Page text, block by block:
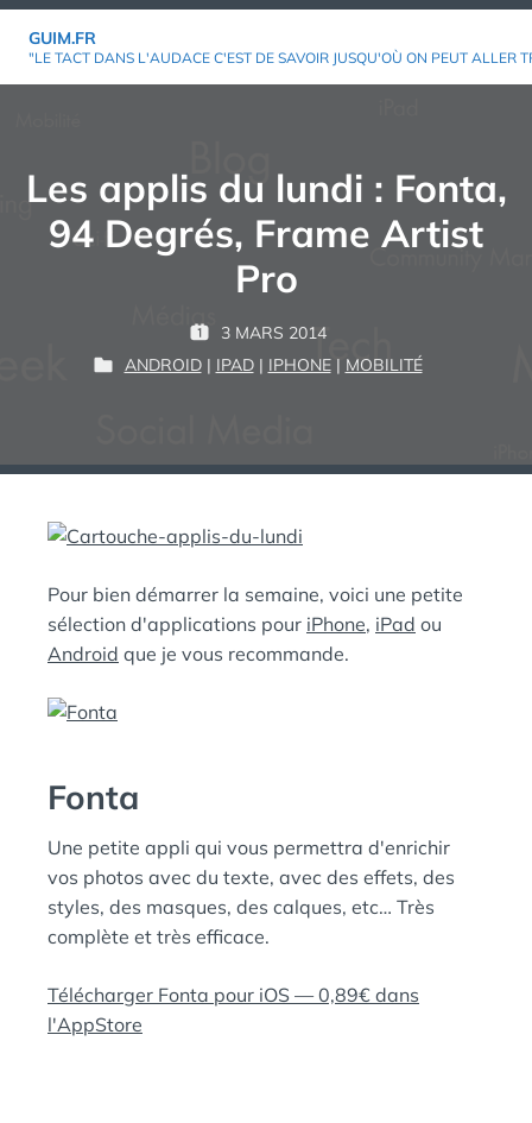
Aller
GUIM.FR
"LE TACT DANS L'AUDACE C'EST DE SAVOIR JUSQU'OÙ ON PEUT ALLER
Les applis du lundi : Fonta,
94 Degrés, Frame Artist
Pro
P
U
É
3 MARS 2014
A
G
P
I
D
N
ANDROID | IPAD | IPHONE | MOBILITÉ
Pour bien démarrer la semaine, voici une petite
sélection d'applications pour iPhone, iPad ou
Android que je vous recommande.
Fonta
Une petite appli qui vous permettra d'enrichir
vos photos avec du texte, avec des effets, des
styles, des masques, des calques, etc… Très
complète et très efficace.
Télécharger Fonta pour iOS — 0,89€ dans
l'AppStore